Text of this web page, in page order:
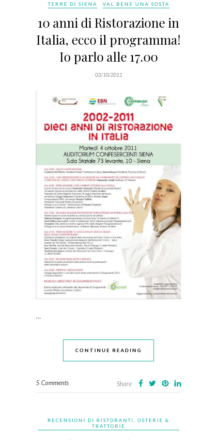
TERRE DI SIENA VAL BENE UNA SOSTA
10 anni di Ristorazione in
Italia, ecco il programma!
Io parlo alle 17.00
03/10/2011
…
CONTINUE READING
5 Comments Share
RECENSIONI DI RISTORANTI, OSTERIE &
TRATTORIE